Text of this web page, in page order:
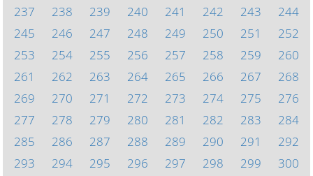
237
238 239 240 241 242 243
244
245
246 247 248 249 250 251
252
253
254 255 256 257 258 259
260
261
262 263 264 265 266 267
268
269
270 271 272 273 274 275
276
277
278 279 280 281 282 283
284
285
286 287 288 289 290 291
292
293
294 295 296 297 298 299
300